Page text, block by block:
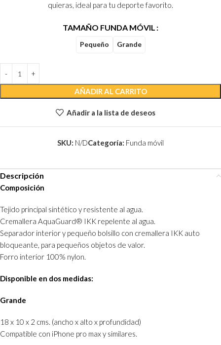
quieras, ideal para tu deporte favorito.
TAMAÑO FUNDA MÓVIL
Pequeño Grande
AÑADIR AL CARRITO
Añadir a la lista de deseos
SKU: N/DCategoría: Funda móvil
Descripción
Composición
Tejido principal sintético y resistente al agua.
Cremallera AquaGuard® IKK repelente al agua.
Separador interior y pequeño bolsillo con cremallera IKK auto
bloqueante, para pequeños objetos de valor.
Forro interior 100% nylon.
Disponible en dos medidas:
Grande
18 x 10 x 2 cms. (ancho x alto x profundidad)
Compatible con iPhone pro max y similares.